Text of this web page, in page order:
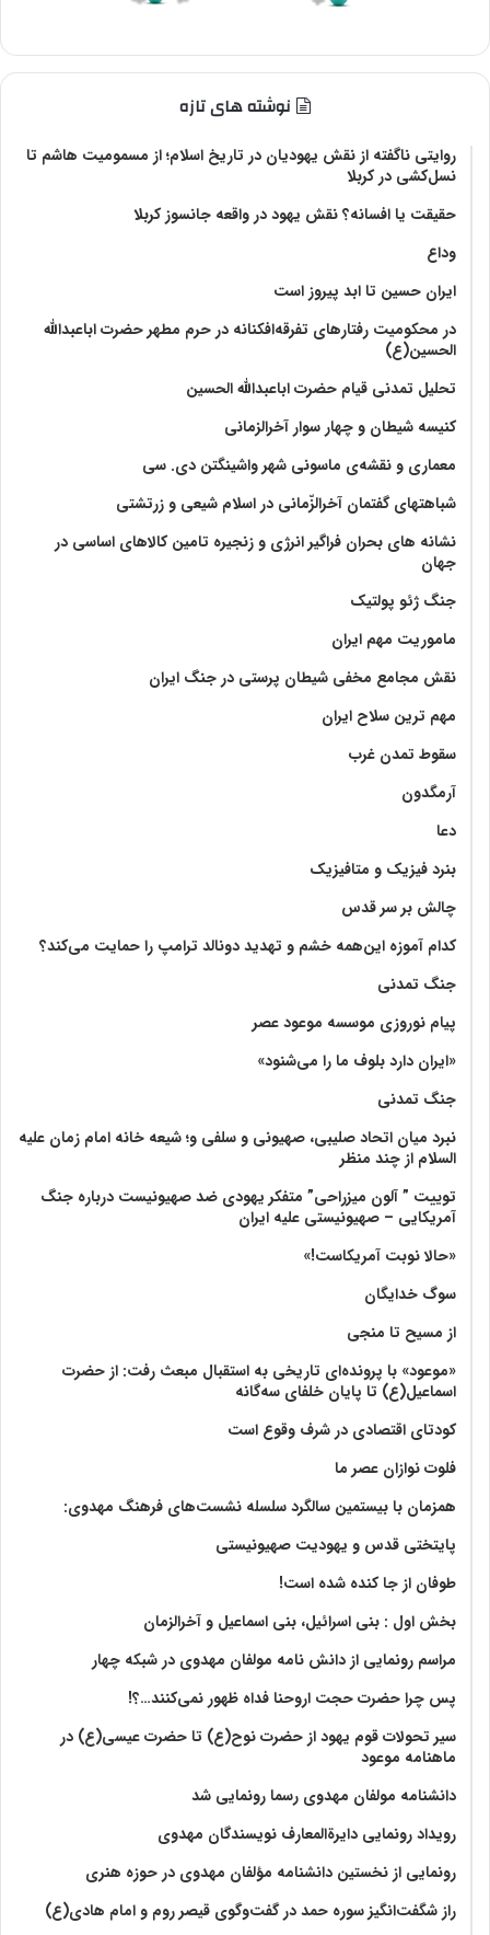
نوشته های تازه
روایتی ناگفته از نقش یهودیان در تاریخ اسلام؛ از مسمومیت هاشم تا
نسل‌کشی در کربلا
حقیقت یا افسانه؟‌ نقش یهود در واقعه جانسوز کربلا
وداع
ایران حسین تا ابد پیروز است
در محکومیت رفتارهای تفرقه‌افکنانه در حرم مطهر حضرت اباعبدالله
الحسین(ع)
تحلیل تمدنی قیام حضرت اباعبدالله الحسین
کنیسه شیطان و چهار سوار آخرالزمانی
معماری و نقشه‌ی ماسونی شهر واشينگتن دی. سی
شباهتهای گفتمان آخر‌الزّمانی در اسلام شیعی و زرتشتی
نشانه های بحران فراگیر انرژی و زنجیره تامین کالاهای اساسی در
جهان
جنگ ژئو پولتیک
ماموریت مهم ایران
نقش مجامع مخفی شیطان پرستی در جنگ ایران
مهم ترین سلاح ایران
سقوط تمدن غرب
آرمگدون
دعا
بنرد فیزیک و متافیزیک
چالش بر سر قدس
کدام آموزه این‌همه خشم و تهدید دونالد ترامپ را حمایت می‌کند؟
جنگ تمدنی
پیام نوروزی موسسه موعود عصر
«ایران دارد بلوف ما را می‌شنود»
جنگ تمدنی
نبرد میان اتحاد صلیبی، صهیونی و سلفی و؛ شیعه خانه امام زمان علیه
السلام از چند منظر
توییت ” آلون میزراحی” متفکر یهودی ضد صهیونیست درباره جنگ
آمریکایی – صهیونیستی علیه ایران
«حالا نوبت آمریکاست!»
سوگ خدایگان
از مسیح تا منجی
«موعود» با پرونده‌ای تاریخی به استقبال مبعث رفت: از حضرت
اسماعیل(ع) تا پایان خلفای سه‌گانه
کودتای اقتصادی در شرف وقوع است
فلوت نوازان عصر ما
همزمان با بیستمین سالگرد سلسله نشست‌های فرهنگ مهدوی:‌
پایتختی قدس و یهودیت صهیونیستی
طوفان از جا کنده شده است!
بخش اول : بنی اسرائیل، بنی اسماعیل و آخرالزمان
مراسم رونمایی از دانش نامه مولفان مهدوی در شبکه چهار
پس چرا حضرت حجت اروحنا فداه ظهور نمی‌کنند…؟!
سیر تحولات قوم یهود از حضرت نوح(ع) تا حضرت عیسی(ع) در
ماهنامه موعود
دانشنامه مولفان مهدوی رسما رونمایی شد
رویداد رونمایی دایرةالمعارف نویسندگان مهدوی
رونمایی از نخستین دانشنامه مؤلفان مهدوی در حوزه هنری
راز شگفت‌انگیز سوره حمد در گفت‌وگوی قیصر روم و امام هادی(ع)